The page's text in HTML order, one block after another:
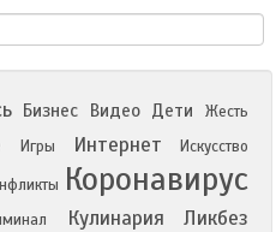
Бизнес Видео Дети
Жесть
Игры Интернет Искусство
Коронавирус
Кулинария Ликбез